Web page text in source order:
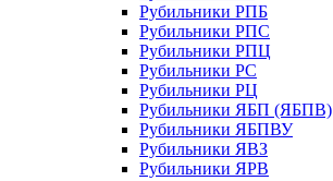
Рубильники РПБ
Рубильники РПС
Рубильники РПЦ
Рубильники РС
Рубильники РЦ
Рубильники ЯБП (ЯБПВ)
Рубильники ЯБПВУ
Рубильники ЯВЗ
Рубильники ЯРВ